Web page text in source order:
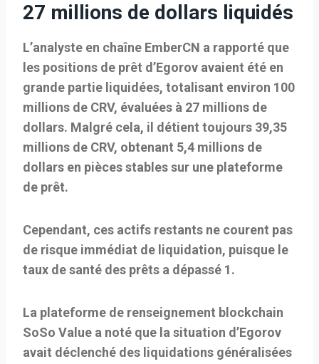
27 millions de dollars liquidés
L’analyste en chaîne EmberCN a rapporté que
les positions de prêt d’Egorov avaient été en
grande partie liquidées, totalisant environ 100
millions de CRV, évaluées à 27 millions de
dollars. Malgré cela, il détient toujours 39,35
millions de CRV, obtenant 5,4 millions de
dollars en pièces stables sur une plateforme
de prêt.
Cependant, ces actifs restants ne courent pas
de risque immédiat de liquidation, puisque le
taux de santé des prêts a dépassé 1.
La plateforme de renseignement blockchain
SoSo Value a noté que la situation d’Egorov
avait déclenché des liquidations généralisées